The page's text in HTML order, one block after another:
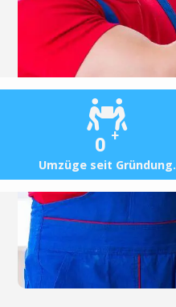
0 +
Umzüge seit Gründung.